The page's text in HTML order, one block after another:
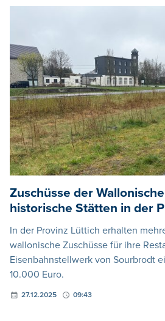
Zuschüsse der
historische Stätten in der
In der Provinz Lüttich erhalten
wallonische Zuschüsse für ihre
Eisenbahnstellwerk von Sourbrodt
10.000 Euro.
27.12.2025 09:43